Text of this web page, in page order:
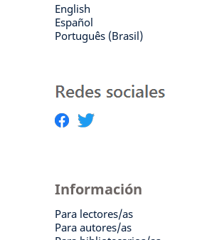
English
Español
Português (Brasil)
Información
Para lectores/as
Para autores/as